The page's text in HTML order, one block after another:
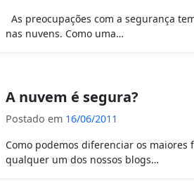
As preocupações com a segurança
nas nuvens. Como uma…
A nuvem é segura?
Postado em 16/06/2011
Como podemos diferenciar os
qualquer um dos nossos blogs…